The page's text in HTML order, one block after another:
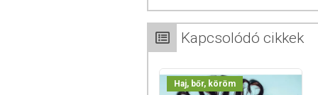
drága kategóriába tartozna.
nincs több lépéses értékesítési
Érzékeny bőrűek
foltfehérítés érdekében?
Kapcsolódó cikkek
Haj, bőr, köröm